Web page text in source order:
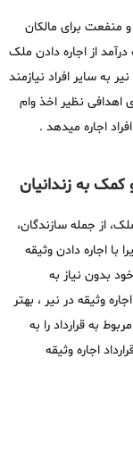
منفعت برای مالکان
از اجاره دادن ملک
به سایر افراد نیازمند
اهدافی نظیر اخذ وام
اجاره میدهد .
کمک به زندانیان
از جمله سازندگان،
با اجاره دادن وثیقه
بدون نیاز به
وثیقه در نیر ، بهتر
به قرارداد را به
اجاره وثیقه